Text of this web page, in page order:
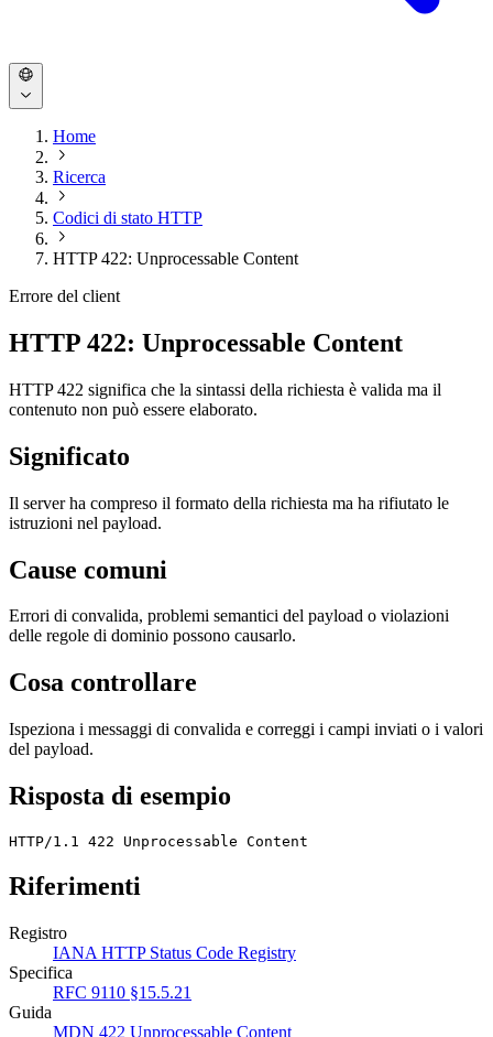
Home
Ricerca
Codici di stato HTTP
HTTP 422: Unprocessable Content
Errore del client
HTTP 422: Unprocessable Content
HTTP 422 significa che la sintassi della richiesta è valida ma il
contenuto non può essere elaborato.
Significato
Il server ha compreso il formato della richiesta ma ha rifiutato le
istruzioni nel payload.
Cause comuni
Errori di convalida, problemi semantici del payload o violazioni
delle regole di dominio possono causarlo.
Cosa controllare
Ispeziona i messaggi di convalida e correggi i campi inviati o i valori
del payload.
Risposta di esempio
HTTP/1.1 422 Unprocessable Content
Riferimenti
Registro
IANA HTTP Status Code Registry
Specifica
RFC 9110 §15.5.21
Guida
MDN 422 Unprocessable Content